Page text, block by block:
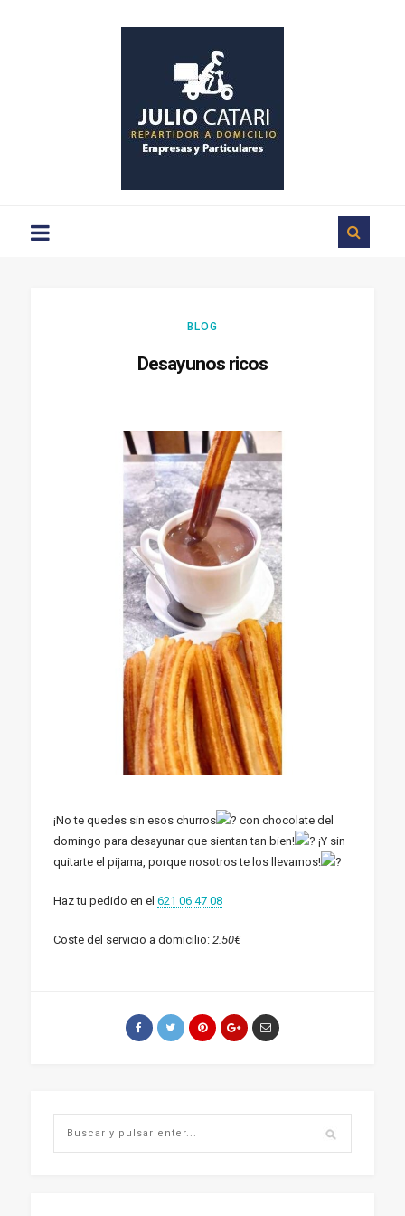
a
domicilio
en
Ciudad
Rodrigo
BLOG
Desayunos ricos
¡No te quedes sin esos churros
con chocolate del
domingo para desayunar que sientan tan bien!
¡Y sin
quitarte el pijama, porque nosotros te los llevamos!
Haz tu pedido en el 621 06 47 08
Coste del servicio a domicilio: 2.50€